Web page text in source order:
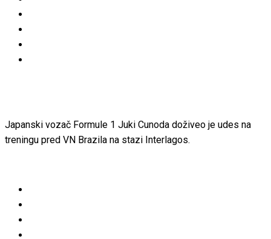
Japanski vozač Formule 1 Juki Cunoda doživeo je udes na
treningu pred VN Brazila na stazi Interlagos.